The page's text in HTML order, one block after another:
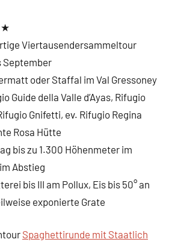
★
Viertausendersammeltour
September
oder Staffal im Val Gressoney
Guide della Valle d’Ayas, Rifugio
Gnifetti, ev. Rifugio Regina
Rosa Hütte
bis zu 1.300 Höhenmeter im
Abstieg
bis III am Pollux, Eis bis 50° an
exponierte Grate
Spaghettirunde mit Staatlich